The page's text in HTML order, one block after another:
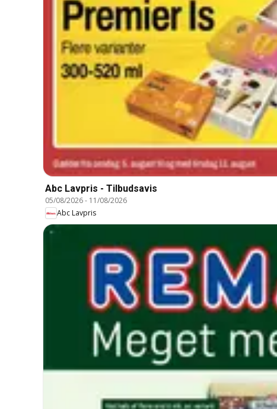
Abc Lavpris - Tilbudsavis
05/08/2026- 11/08/2026
Abc Lavpris